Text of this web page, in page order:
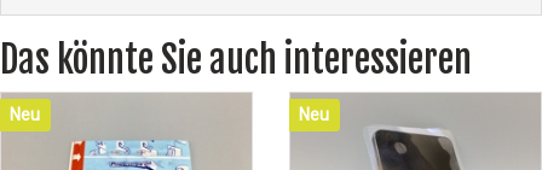
Das könnte Sie auch interessieren
Neu Neu